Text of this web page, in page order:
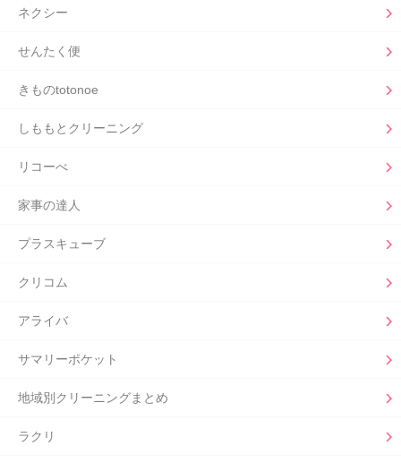
ネクシー
せんたく便
きものtotonoe
しももとクリーニング
リコーべ
家事の達人
プラスキューブ
クリコム
アライバ
サマリーポケット
地域別クリーニングまとめ
ラクリ